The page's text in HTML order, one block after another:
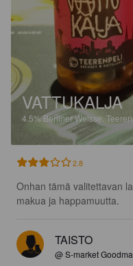
VATTUKALJA
4.5%Berliner Weisse.
2.8
Onhan tämä valitettavan
makua ja happamuutta.
TAISTO
@ S-market